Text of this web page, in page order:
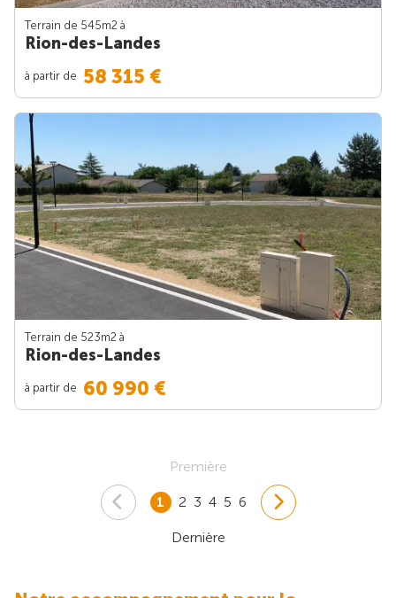
Terrain de 545m2 à
Rion-des-Landes
à partir de 58 315 €
Terrain de 523m2 à
Rion-des-Landes
à partir de 60 990 €
Première
1 2 3 4 5 6
Dernière